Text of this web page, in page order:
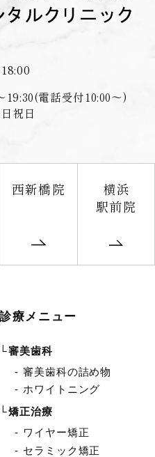
電話受付10:00〜)
祝日
西新橋院
横浜
駅前院
診療メニュー
審美歯科
審美歯科の詰め物
ホワイトニング
矯正治療
ワイヤー矯正
セラミック矯正